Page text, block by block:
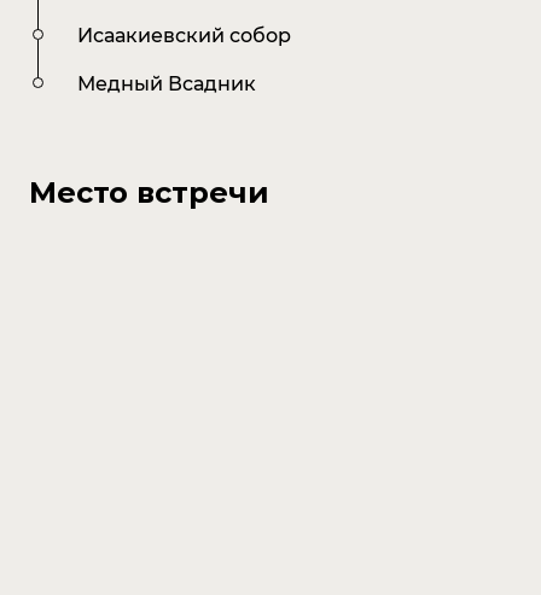
Исаакиевский собор
Медный Всадник
Место встречи